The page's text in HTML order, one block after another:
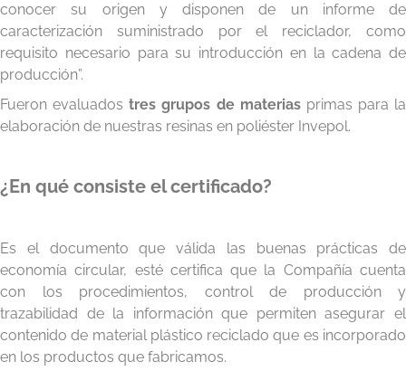
conocer su origen y disponen de un informe de
caracterización suministrado por el reciclador, como
requisito necesario para su introducción en la cadena de
producción”.
Fueron evaluadostres grupos de materias primas para la
elaboración de nuestras resinas en poliéster Invepol.
¿En qué consiste el certificado?
Es el documento que válida las buenas prácticas de
economía circular, esté certifica que la Compañía cuenta
con los procedimientos, control de producción y
trazabilidad de la información que permiten asegurar el
contenido de material plástico reciclado que es incorporado
en los productos que fabricamos.